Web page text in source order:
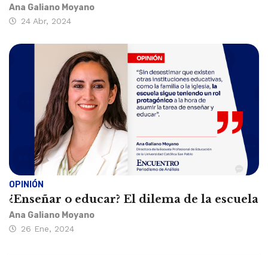
Ana Galiano Moyano
24 Abr, 2024
OPINIÓN
¿Enseñar o educar? El dilema de la escuela
Ana Galiano Moyano
26 Ene, 2024